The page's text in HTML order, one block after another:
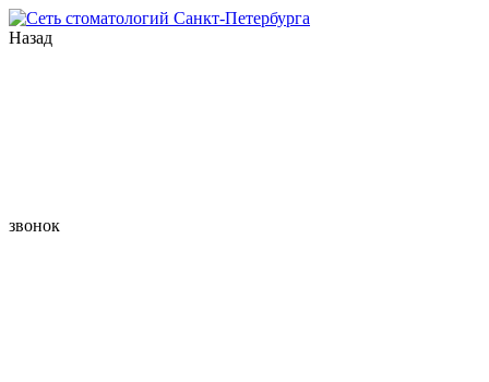
Назад
звонок